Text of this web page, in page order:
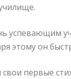
успевающим
этому он
первые